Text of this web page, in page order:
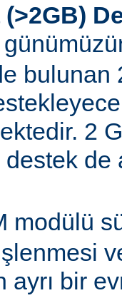
bulunan
2
de
modülü
ayrı bir